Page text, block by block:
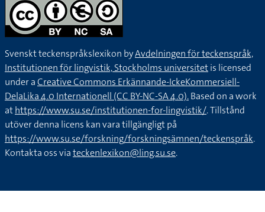
Svenskt teckenspråkslexikon byAvdelningen för teckenspråk,
Institutionen för lingvistik, Stockholms universitetis licensed
under aCreative Commons Erkännande-IckeKommersiell-
DelaLika 4.0 Internationell (CC BY-NC-SA 4.0).Based on a work
athttps://www.su.se/institutionen-for-lingvistik/. Tillstånd
utöver denna licens kan vara tillgängligt på
https://www.su.se/forskning/forskningsämnen/teckenspråk.
Kontakta oss viateckenlexikon@ling.su.se.